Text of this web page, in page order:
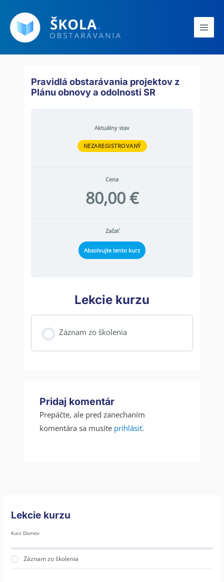
obsah
Pravidlá obstarávania projektov z
Plánu obnovy a odolnosti SR
Aktuálny stav
NEZAREGISTROVANÝ
Cena
80,00 €
Začať
Absolvujte tento kurz
Lekcie kurzu
Záznam zo školenia
Pridaj komentár
Prepáčte, ale pred zanechaním
komentára sa musíte prihlásiť.
Lekcie kurzu
Kurz Domov
Záznam zo školenia